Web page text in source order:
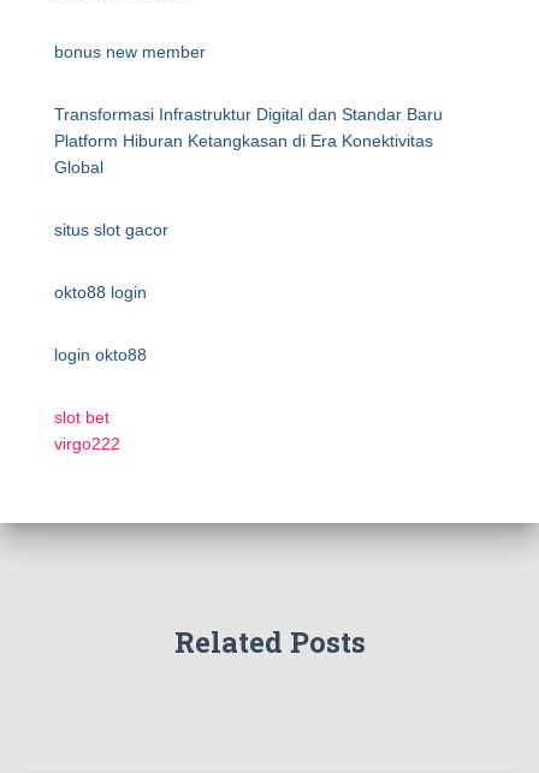
bonus new member
Transformasi Infrastruktur Digital dan Standar Baru
Platform Hiburan Ketangkasan di Era Konektivitas
Global
situs slot gacor
okto88 login
login okto88
slot bet
virgo222
Related Posts